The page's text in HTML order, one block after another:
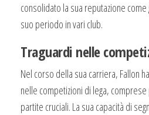
consolidato la sua reputazione
suo periodo in vari club.
Traguardi nelle
Nel corso della sua carriera, Fallon
nelle competizioni di lega,
partite cruciali. La sua capacità di